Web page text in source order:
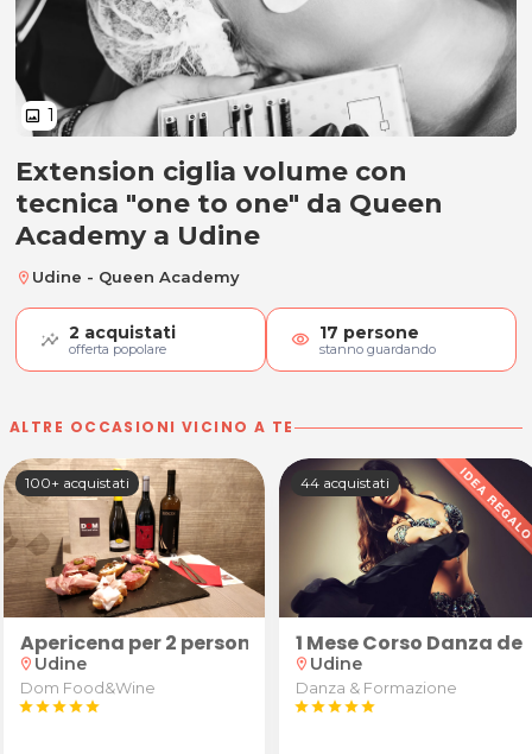
image 1
Extension ciglia volume "one to
Extension ciglia volume con
tecnica "one to one" da Queen
Academy a Udine
location_on Udine - Queen Academy
2 acquistati
offerta popolare visibility 17 persone
stanno guardando
ALTRE OCCASIONI VICINO A TE
100+ acquistati
Apericena per 2 persone: "Robusto" (calice di
location_on Udine
Dom Food&Wine
starstarstarstarstar
44 acquistati
1 Mese Corso Danza
location_on Udine
Danza & Formazione
starstarstarstarstar